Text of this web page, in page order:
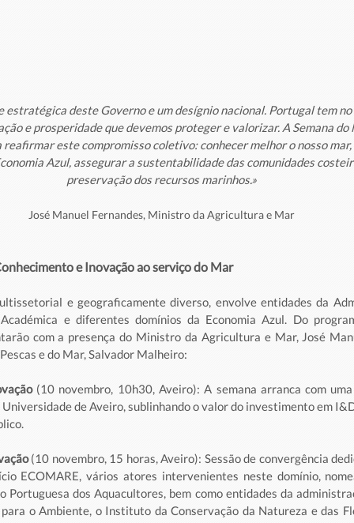
estratégica deste Governo e um desígnio nacional. Portugal tem
e prosperidade que devemos proteger e valorizar. A Semana
este compromisso coletivo: conhecer melhor o nosso
Azul, assegurar a sustentabilidade das comunidades
preservação dos recursos marinhos.»
José Manuel Fernandes, Ministro da Agricultura e Mar
e Inovação ao serviço do Mar
e geograficamente diverso, envolve entidades da
e diferentes domínios da Economia Azul. Do
com a presença do Ministro da Agricultura e Mar, José
e do Mar, Salvador Malheiro:
(10 novembro, 10h30, Aveiro): A semana arranca com
de Aveiro, sublinhando o valor do investimento em
(10 novembro, 15 horas, Aveiro): Sessão de convergência
ECOMARE, vários atores intervenientes neste domínio,
Portuguesa dos Aquacultores, bem como entidades da
o Ambiente, o Instituto da Conservação da Natureza e das